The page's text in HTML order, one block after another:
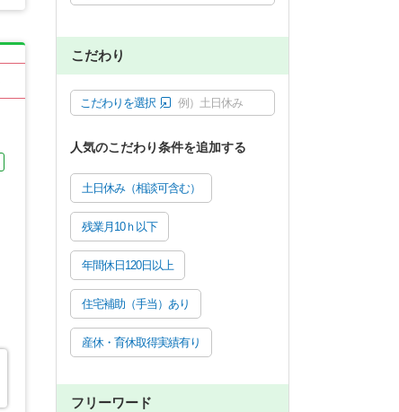
こだわり
こだわりを選択 例）土日休み
人気のこだわり条件を追加する
土日休み（相談可含む）
残業月10ｈ以下
年間休日120日以上
住宅補助（手当）あり
産休・育休取得実績有り
フリーワード